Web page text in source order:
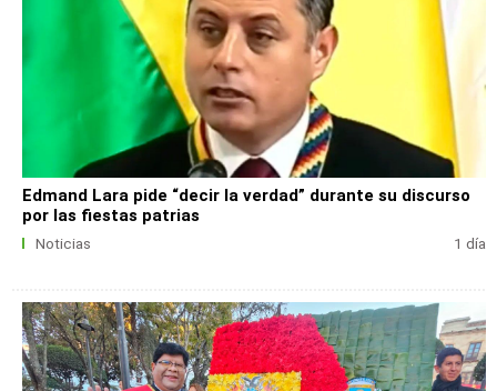
Edmand Lara pide “decir la verdad” durante su discurso
por las fiestas patrias
Noticias 1 día